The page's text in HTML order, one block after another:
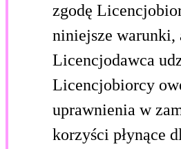
zgodę
niniejsze warunki,
Licencjodawca
Licencjobiorcy
uprawnienia w
korzyści płynące